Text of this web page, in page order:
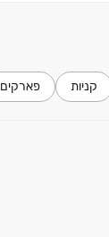
קניות פארקים